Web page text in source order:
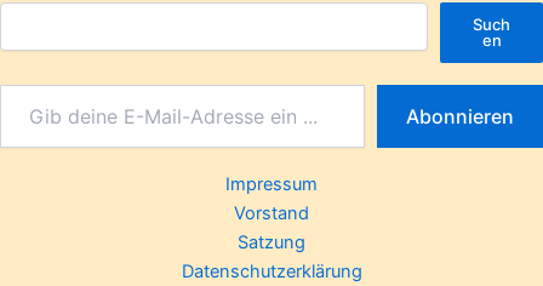
Such
en
Abonnieren
Impressum
Vorstand
Satzung
Datenschutzerklärung